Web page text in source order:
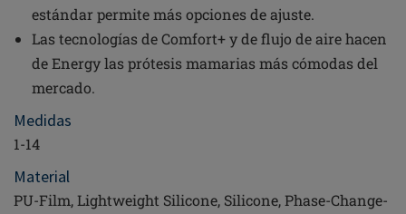
estándar permite más opciones de ajuste.
Las tecnologías de Comfort+ y de flujo de aire hacen
de Energy las prótesis mamarias más cómodas del
mercado.
Medidas
1-14
Material
PU-Film, Lightweight Silicone, Silicone, Phase-Change-